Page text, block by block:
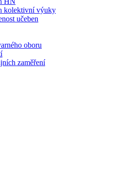
kolektivní výuky
učeben
oboru
zaměření